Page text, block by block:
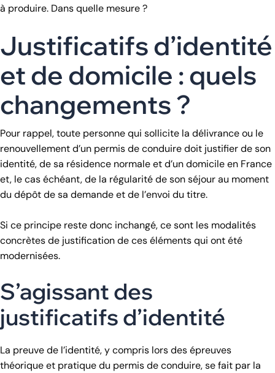
à produire. Dans quelle mesure ?
Justificatifs d’identité
et de domicile : quels
changements ?
Pour rappel, toute personne qui sollicite la délivrance ou le
renouvellement d’un permis de conduire doit justifier de son
identité, de sa résidence normale et d’un domicile en France
et, le cas échéant, de la régularité de son séjour au moment
du dépôt de sa demande et de l’envoi du titre.
Si ce principe reste donc inchangé, ce sont les modalités
concrètes de justification de ces éléments qui ont été
modernisées.
S’agissant des
justificatifs d’identité
La preuve de l’identité, y compris lors des épreuves
théorique et pratique du permis de conduire, se fait par la